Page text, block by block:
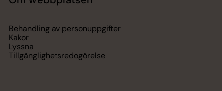
Behandling av personuppgifter
Kakor
Lyssna
Tillgänglighetsredogörelse